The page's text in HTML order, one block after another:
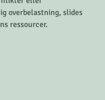
overbelastning, slides
ressourcer.